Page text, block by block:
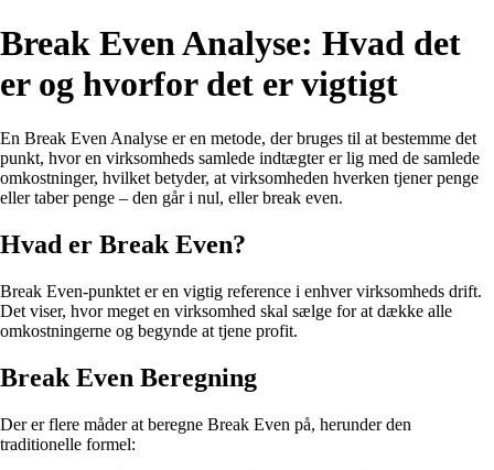
Break Even Analyse: Hvad det
er og hvorfor det er vigtigt
En Break Even Analyse er en metode, der bruges til at bestemme det
punkt, hvor en virksomheds samlede indtægter er lig med de samlede
omkostninger, hvilket betyder, at virksomheden hverken tjener penge
eller taber penge – den går i nul, eller break even.
Hvad er Break Even?
Break Even-punktet er en vigtig reference i enhver virksomheds drift.
Det viser, hvor meget en virksomhed skal sælge for at dække alle
omkostningerne og begynde at tjene profit.
Break Even Beregning
Der er flere måder at beregne Break Even på, herunder den
traditionelle formel: